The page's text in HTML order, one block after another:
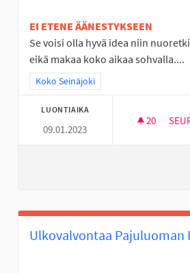
EI ETENE ÄÄNESTYKSEEN
Se voisi olla hyvä idea niin
eikä makaa koko aikaa sohvalla....
Rajaa tulokset teeman mukaan: Koko
Koko Seinäjoki
LUONTIAIKA
09.01.2023
20 20
Ulkovalvontaa Pajuluoman